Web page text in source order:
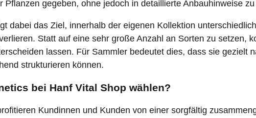
Pflanzen gegeben, ohne jedoch in detaillierte Anbauhinweise
dabei das Ziel, innerhalb der eigenen Kollektion
Statt auf eine sehr große Anzahl an Sorten zu setzen,
lassen. Für Sammler bedeutet dies, dass sie gezielt
strukturieren können.
bei Hanf Vital Shop wählen?
Kundinnen und Kunden von einer sorgfältig